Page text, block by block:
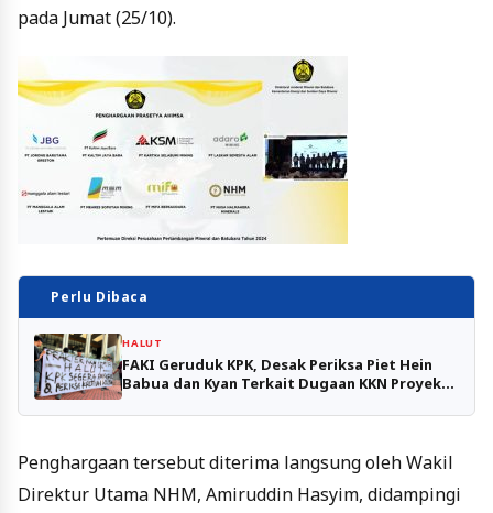
pada Jumat (25/10).
Perlu Dibaca
HALUT
FAKI Geruduk KPK, Desak Periksa Piet Hein
Babua dan Kyan Terkait Dugaan KKN Proyek
Penghargaan tersebut diterima langsung oleh Wakil
Direktur Utama NHM, Amiruddin Hasyim, didampingi